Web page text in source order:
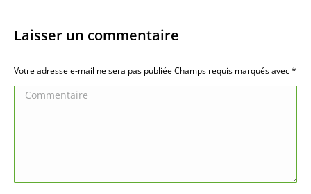
Laisser un commentaire
Votre adresse e-mail ne sera pas publiée Champs requis marqués avec*
Commentaire